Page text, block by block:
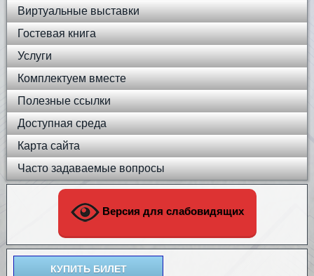
Виртуальные выставки
Гостевая книга
Услуги
Комплектуем вместе
Полезные ссылки
Доступная среда
Карта сайта
Часто задаваемые вопросы
Версия для слабовидящих
КУПИТЬ БИЛЕТ